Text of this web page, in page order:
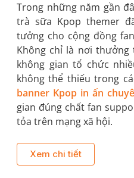
Trong những năm gần
trà sữa Kpop themer
tưởng cho cộng đồng
Không chỉ là nơi
không gian tổ chức
không thể thiếu trong
banner Kpop in ấn
gian đúng chất fan
tỏa trên mạng xã hội.
Xem chi tiết